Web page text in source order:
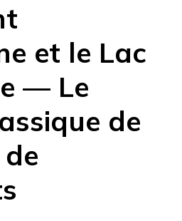
et le Lac
— Le
de